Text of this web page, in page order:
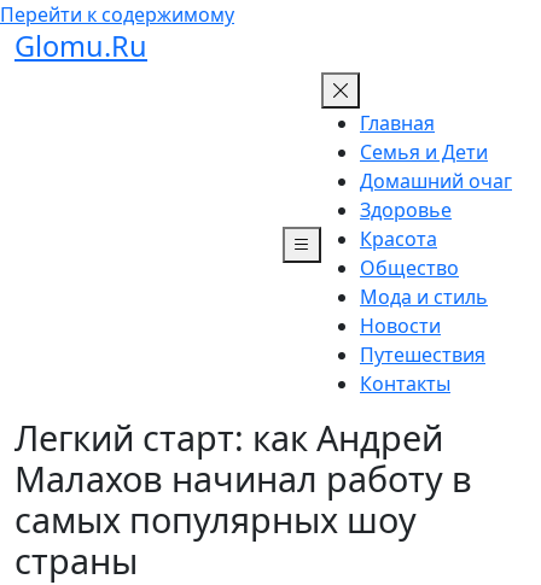
Перейти к содержимому
Glomu.Ru
Главная
Семья и Дети
Домашний очаг
Здоровье
Красота
Общество
Мода и стиль
Новости
Путешествия
Контакты
Легкий старт: как Андрей
Малахов начинал работу в
самых популярных шоу
страны